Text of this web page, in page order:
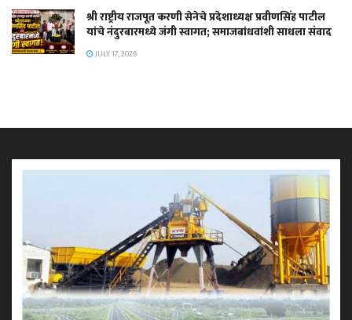
श्री राष्ट्रीय राजपूत करणी सेनेचे प्रदेशाध्यक्ष प्रवीणसिंह पाटील
यांचे नंदुरबारमध्ये जंगी स्वागत; समाजबांधवांशी साधला संवाद
JULY 17, 2026